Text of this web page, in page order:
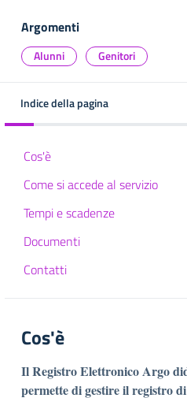
Argomenti
Alunni Genitori
Indice della pagina
Cos'è
Come si accede al servizio
Tempi e scadenze
Documenti
Contatti
Cos'è
Il Registro Elettronico Argo
permette di gestire il registro